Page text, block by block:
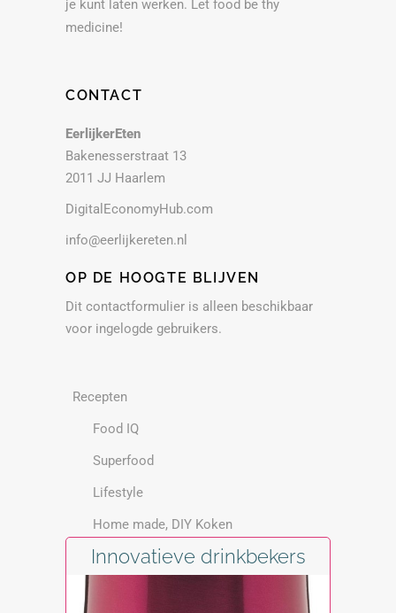
je kunt laten werken. Let food be thy
medicine!
CONTACT
EerlijkerEten
Bakenesserstraat 13
2011 JJ Haarlem
DigitalEconomyHub.com
info@eerlijkereten.nl
OP DE HOOGTE BLIJVEN
Dit contactformulier is alleen beschikbaar
voor ingelogde gebruikers.
Recepten
Food IQ
Superfood
Lifestyle
Home made, DIY Koken
Innovatieve drinkbekers